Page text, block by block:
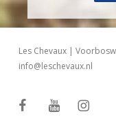
Les Chevaux |
info@leschevaux.nl